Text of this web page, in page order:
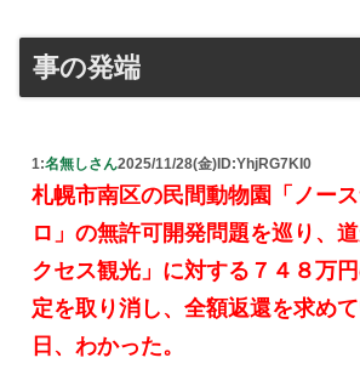
事の発端
1:名無しさん2025/11/28(金) ID:YhjRG7KI0
札幌市南区の民間動物園「ノー
ロ」の無許可開発問題を巡り、
クセス観光」に対する７４８万
定を取り消し、全額返還を求め
日、わかった。